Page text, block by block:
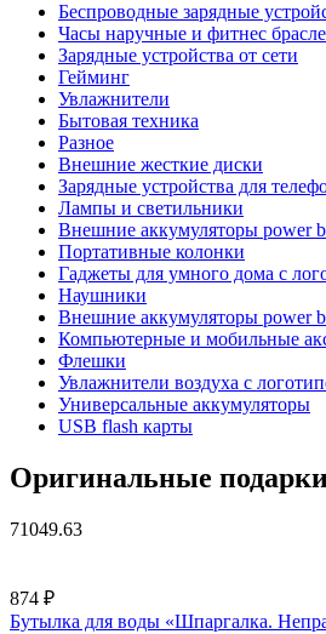
Беспроводные зарядные
Часы наручные и фитнес
Зарядные устройства от сети
Гейминг
Увлажнители
Бытовая техника
Разное
Внешние жесткие диски
Зарядные устройства для
Лампы и светильники
Внешние аккумуляторы power
Портативные колонки
Гаджеты для умного дома с
Наушники
Внешние аккумуляторы power
Компьютерные и мобильные
Флешки
Увлажнители воздуха с
Универсальные аккумуляторы
USB flash карты
Оригинальные
71049.63
874 ₽
Бутылка для воды «Шпаргалка.